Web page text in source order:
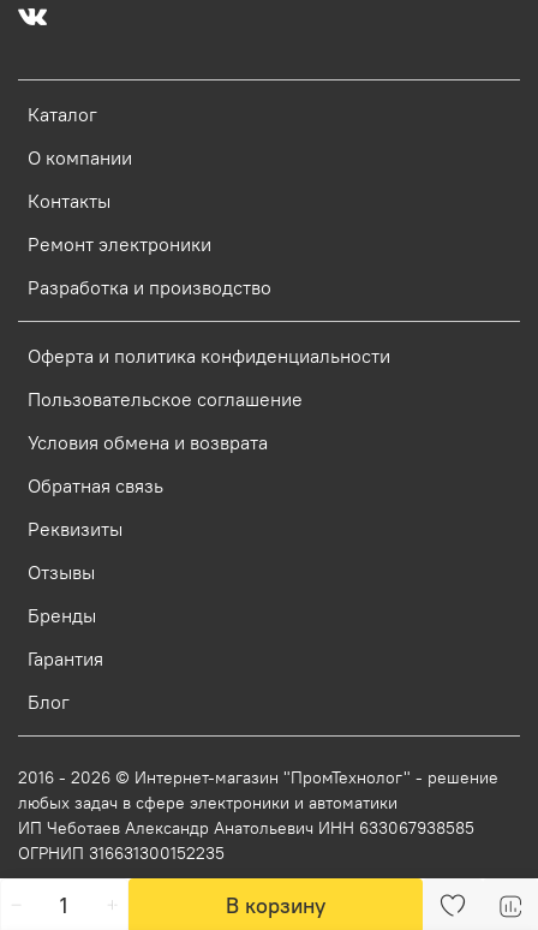
В корзину
Каталог
О компании
Контакты
Ремонт электроники
Разработка и производство
Оферта и политика конфиденциальности
Пользовательское соглашение
Условия обмена и возврата
Обратная связь
Реквизиты
Отзывы
Бренды
Гарантия
Блог
2016 - 2026 © Интернет-магазин "ПромТехнолог" - решение
любых задач в сфере электроники и автоматики
ИП Чеботаев Александр Анатольевич ИНН 633067938585
ОГРНИП 316631300152235